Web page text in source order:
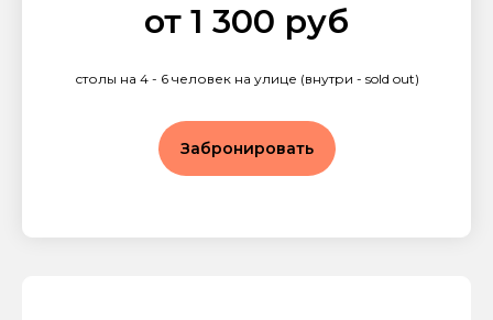
от 1 300 руб
столы на 4 - 6 человек на улице (внутри - sold out)
Забронировать